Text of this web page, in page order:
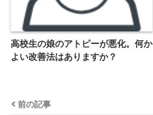
高校生の娘のアトピーが悪化。何か
よい改善法はありますか？
前の記事